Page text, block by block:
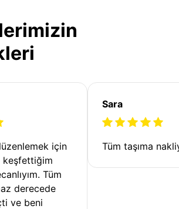
için
keşfettiğim
Tüm
derecede
ve beni
Sara
Tüm taşıma